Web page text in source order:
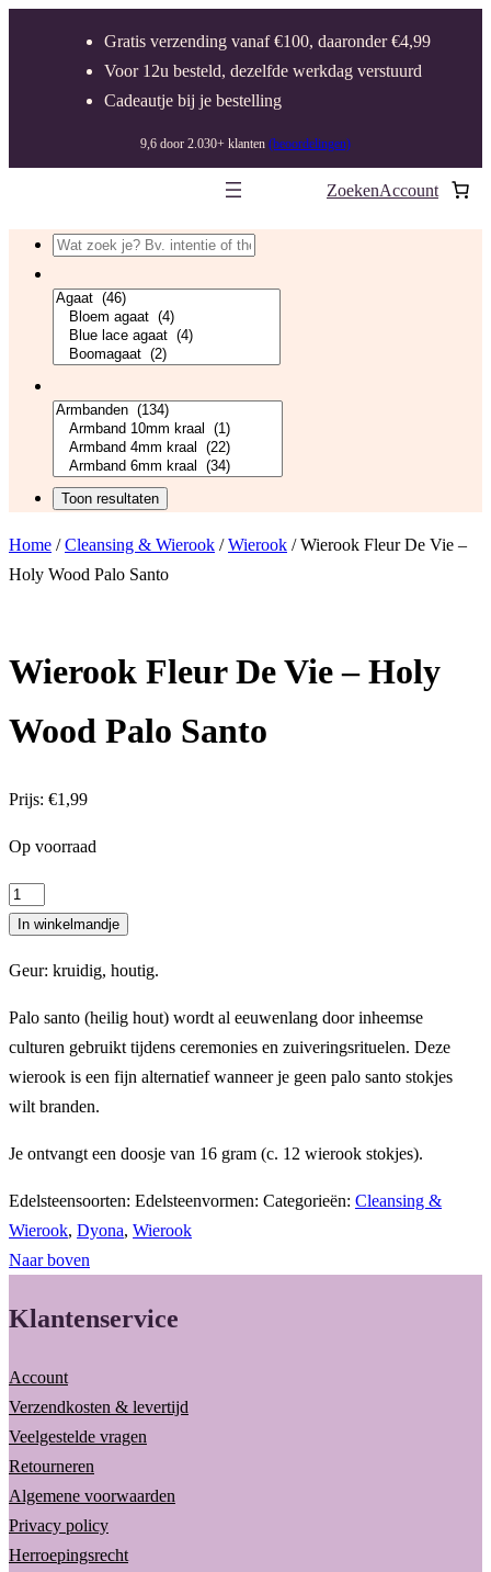
Gratis verzending vanaf €100, daaronder €4,99
Voor 12u besteld, dezelfde werkdag verstuurd
Cadeautje bij je bestelling
9,6 door 2.030+ klanten (beoordelingen)
ZoekenAccount
Home /Cleansing & Wierook /Wierook / Wierook Fleur De Vie –
Holy Wood Palo Santo
Wierook Fleur De Vie – Holy
Wood Palo Santo
Prijs: €1,99
Op voorraad
Wierook
Fleur
Vie
–
Holy
Wood
Palo
aantal
In winkelmandje
Geur: kruidig, houtig.
Palo santo (heilig hout) wordt al eeuwenlang door inheemse
culturen gebruikt tijdens ceremonies en zuiveringsrituelen. Deze
wierook is een fijn alternatief wanneer je geen palo santo stokjes
wilt branden.
Je ontvangt een doosje van 16 gram (c. 12 wierook stokjes).
Edelsteensoorten: Edelsteenvormen: Categorieën: Cleansing &
Wierook, Dyona, Wierook
Naar boven
Klantenservice
Account
Verzendkosten & levertijd
Veelgestelde vragen
Retourneren
Algemene voorwaarden
Privacy policy
Herroepingsrecht